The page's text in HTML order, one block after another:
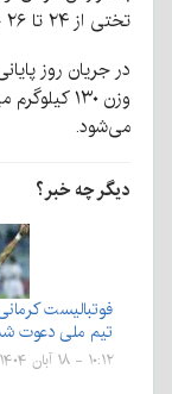
تختی از ۲۴ تا ۲۶ خرداد در کرمان برگزار خواهد شد.
در جریان روز
وزن ۱۳۰
می‌شود.
دیگر چه خبر؟
فوتبالیست
تیم ملی دعوت
۱۰:۱۲ - ۱۸ آبان ۱۴۰۴